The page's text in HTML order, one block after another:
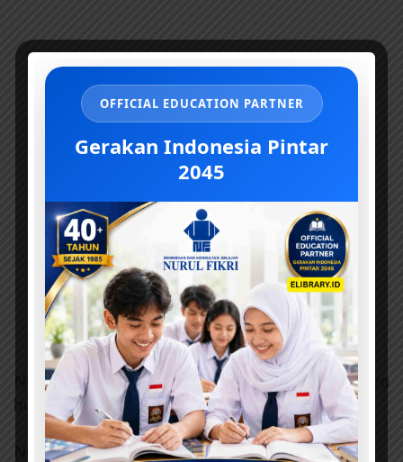
Nabi Ya’kub pun menangis sedih hingga matanya
buta.
Namun, hati kecilnya mengatakan Yusuf masih
OFFICIAL EDUCATION PARTNER
Gerakan Indonesia Pintar
2045